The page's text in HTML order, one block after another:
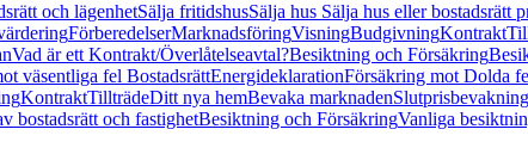
och lägenhetSälja fritidshusSälja hus Sälja hus eller bostadsrätt
FörberedelserMarknadsföringVisningBudgivningKontrakt
Vad är ett Kontrakt/Överlåtelseavtal?Besiktning och Försäkring
väsentliga fel BostadsrättEnergideklarationFörsäkring mot Dolda
KontraktTillträdeDitt nya hemBevaka marknadenSlutprisbevakning
bostadsrätt och fastighetBesiktning och FörsäkringVanliga